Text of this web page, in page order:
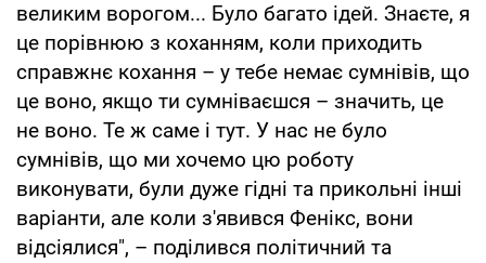
великим ворогом... Було багато ідей. Знаєте, я
це порівнюю з коханням, коли приходить
справжнє кохання – у тебе немає сумнівів, що
це воно, якщо ти сумніваєшся – значить, це
не воно. Те ж саме і тут. У нас не було
сумнівів, що ми хочемо цю роботу
виконувати, були дуже гідні та прикольні інші
варіанти, але коли з'явився Фенікс, вони
відсіялися", – поділився політичний та